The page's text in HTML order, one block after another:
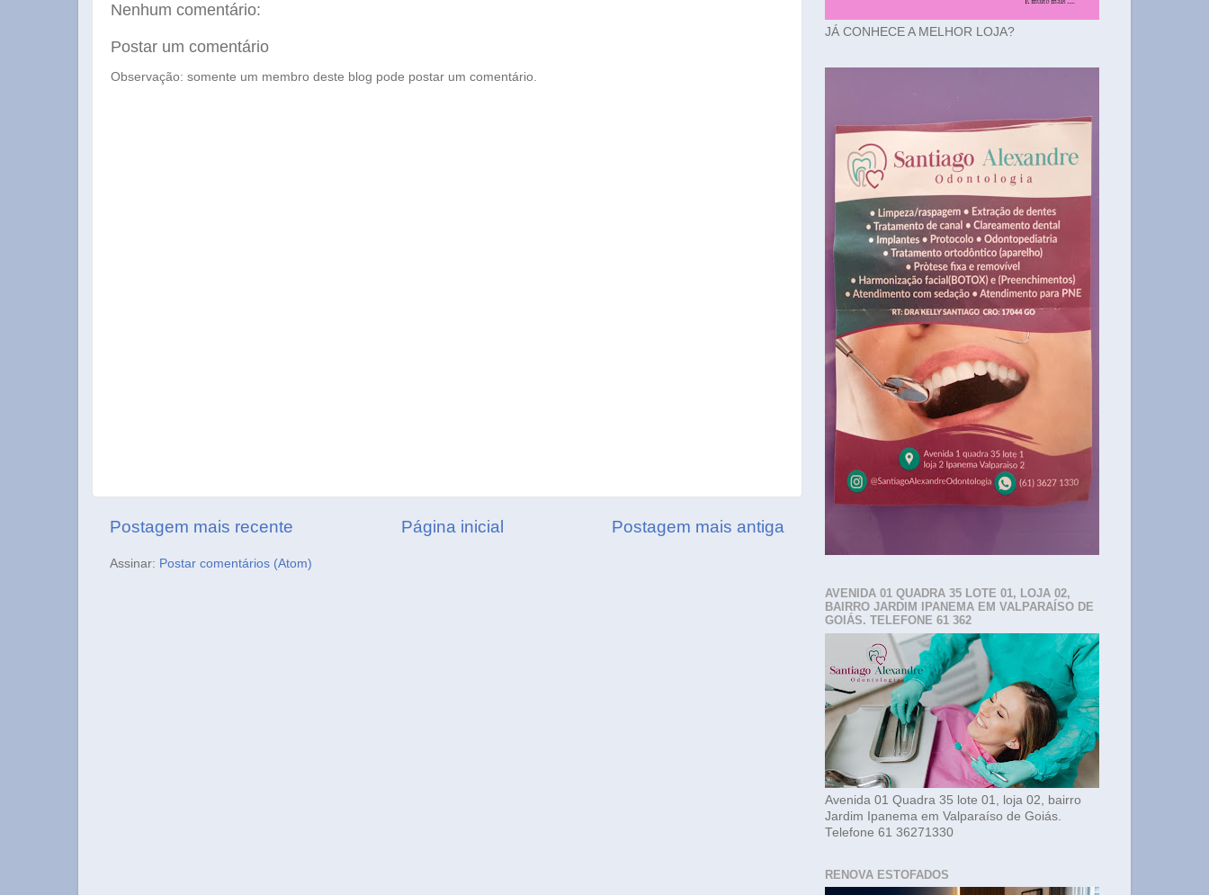
Nenhum comentário:
Postar um comentário
Observação: somente um membro deste blog pode postar um comentário.
Postagem mais recente Postagem mais antiga
Página inicial
Assinar: Postar comentários (Atom)
JÁ CONHECE A MELHOR LOJA?
AVENIDA 01 QUADRA 35 LOTE 01, LOJA 02,
BAIRRO JARDIM IPANEMA EM VALPARAÍSO DE
GOIÁS. TELEFONE 61 362
Avenida 01 Quadra 35 lote 01, loja 02, bairro
Jardim Ipanema em Valparaíso de Goiás.
Telefone 61 36271330
RENOVA ESTOFADOS